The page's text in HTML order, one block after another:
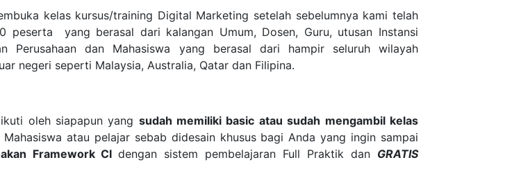
kelas kursus/training Digital Marketing setelah sebelumnya kami telah
peserta yang berasal dari kalangan Umum, Dosen, Guru, utusan Instansi
Perusahaan dan Mahasiswa yang berasal dari hampir seluruh wilayah
negeri seperti Malaysia, Australia, Qatar dan Filipina.
oleh siapapun yang sudah memiliki basic atau sudah mengambil kelas
atau pelajar sebab didesain khusus bagi Anda yang ingin sampai
Framework CIdengan sistem pembelajaran Full Praktik dan GRATIS